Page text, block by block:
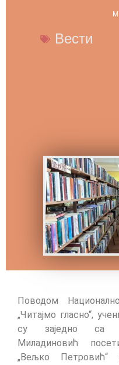
Вести
Поводом
„Читајмо гласно“,
су заједно са
Миладиновић
„Вељко